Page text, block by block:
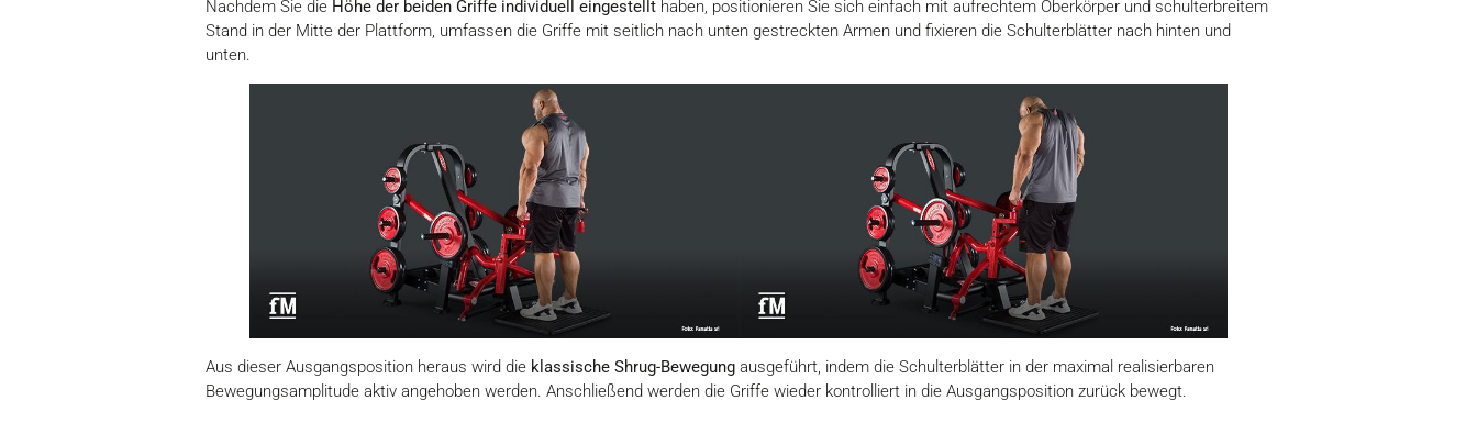
Nachdem Sie die Höhe der beiden Griffe individuell eingestellt haben, positionieren Sie sich einfach mit aufrechtem Oberkörper und schulterbreitem
Stand in der Mitte der Plattform, umfassen die Griffe mit seitlich nach unten gestreckten Armen und fixieren die Schulterblätter nach hinten und
unten.
Aus dieser Ausgangsposition heraus wird die klassische Shrug-Bewegung ausgeführt, indem die Schulterblätter in der maximal realisierbaren
Bewegungsamplitude aktiv angehoben werden. Anschließend werden die Griffe wieder kontrolliert in die Ausgangsposition zurück bewegt.